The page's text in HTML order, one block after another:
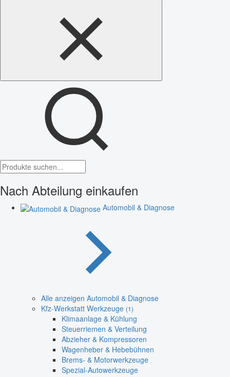
Nach Abteilung einkaufen
Automobil & Diagnose
Alle anzeigen Automobil & Diagnose
Kfz-Werkstatt Werkzeuge (1)
Klimaanlage & Kühlung
Steuerriemen & Verteilung
Abzieher & Kompressoren
Wagenheber & Hebebühnen
Brems- & Motorwerkzeuge
Spezial-Autowerkzeuge